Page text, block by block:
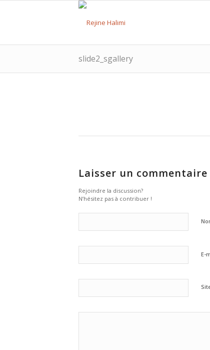
slide2_sgallery
Laisser un commentaire
Rejoindre la discussion?
N’hésitez pas à contribuer !
E-